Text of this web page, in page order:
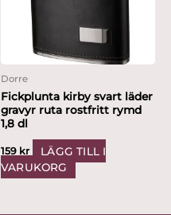
Dorre
Fickplunta kirby svart läder
gravyr ruta rostfritt rymd
1,8 dl
159 kr
LÄGG TILL I
VARUKORG